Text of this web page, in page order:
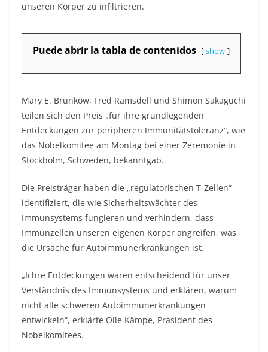
unseren Körper zu infiltrieren.
Puede abrir la tabla de contenidos show
Mary E. Brunkow, Fred Ramsdell und Shimon Sakaguchi
teilen sich den Preis „für ihre grundlegenden
Entdeckungen zur peripheren Immunitätstoleranz“, wie
das Nobelkomitee am Montag bei einer Zeremonie in
Stockholm, Schweden, bekanntgab.
Die Preisträger haben die „regulatorischen T-Zellen“
identifiziert, die wie Sicherheitswächter des
Immunsystems fungieren und verhindern, dass
Immunzellen unseren eigenen Körper angreifen, was
die Ursache für Autoimmunerkrankungen ist.
„Ichre Entdeckungen waren entscheidend für unser
Verständnis des Immunsystems und erklären, warum
nicht alle schweren Autoimmunerkrankungen
entwickeln“, erklärte Olle Kämpe, Präsident des
Nobelkomitees.